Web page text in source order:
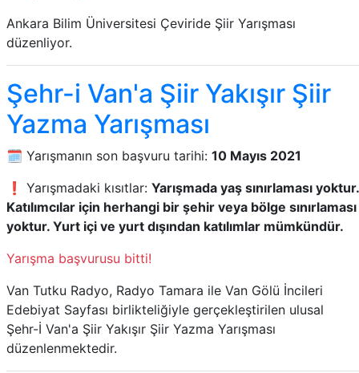
Ankara Bilim Üniversitesi Çeviride Şiir Yarışması
düzenliyor.
Şehr-i Van'a Şiir Yakışır Şiir
Yazma Yarışması
🗓️ Yarışmanın son başvuru tarihi: 10 Mayıs 2021
❗ Yarışmadaki kısıtlar: Yarışmada yaş sınırlaması yoktur.
Katılımcılar için herhangi bir şehir veya bölge sınırlaması
yoktur. Yurt içi ve yurt dışından katılımlar mümkündür.
Yarışma başvurusu bitti!
Van Tutku Radyo, Radyo Tamara ile Van Gölü İncileri
Edebiyat Sayfası birlikteliğiyle gerçekleştirilen ulusal
Şehr-İ Van'a Şiir Yakışır Şiir Yazma Yarışması
düzenlenmektedir.